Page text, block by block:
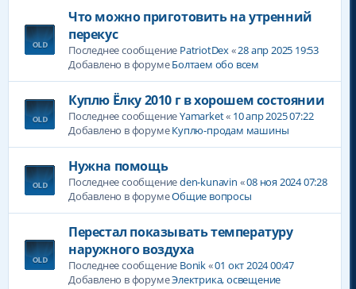
Что можно приготовить на утренний
перекус
Последнее сообщение PatriotDex«28 апр 2025 19:53
Добавлено в форумеБолтаем обо всем
Куплю Ëлку 2010 г в хорошем состоянии
Последнее сообщениеYamarket« 10 апр 2025 07:22
Добавлено в форумеКуплю-продам машины
Нужна помощь
Последнее сообщениеden-kunavin «08 ноя 2024 07:28
Добавлено в форумеОбщие вопросы
Перестал показывать температуру
наружного воздуха
Последнее сообщение Bonik«01 окт 2024 00:47
Добавлено в форумеЭлектрика, освещение